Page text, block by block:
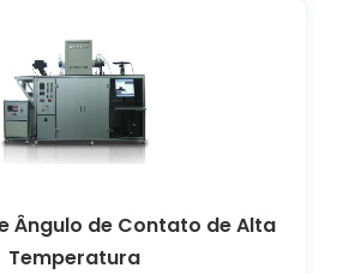
Ângulo de Contato de Alta
Temperatura